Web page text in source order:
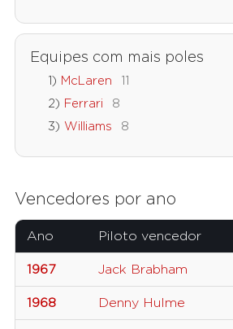
Equipes com mais poles
McLaren
11
Ferrari
8
Williams
8
Vencedores por ano
Ano Piloto vencedor
1967 Jack Brabham
1968 Denny Hulme